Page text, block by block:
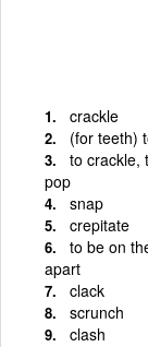
crackle
(for teeth)
to crackle,
pop
snap
crepitate
to be on
apart
clack
scrunch
clash